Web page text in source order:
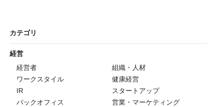
カテゴリ
経営
経営者
組織・人材
ワークスタイル
健康経営
IR
スタートアップ
バックオフィス
営業・マーケティング